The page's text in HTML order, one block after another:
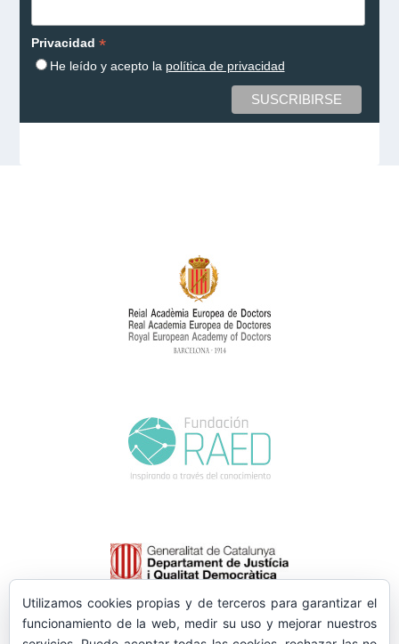
Privacidad *
He leído y acepto la política de privacidad
Utilizamos cookies propias y de terceros para garantizar el
funcionamiento de la web, medir su uso y mejorar nuestros